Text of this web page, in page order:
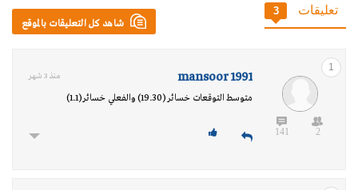
شاهد كل التعليقات بالموقع
تعليقات 3
1
2
141
mansoor 1991 منذ 3 شهر
متوسط التوقعات خسائر (19.30) والفعلي خسائر (1.1)